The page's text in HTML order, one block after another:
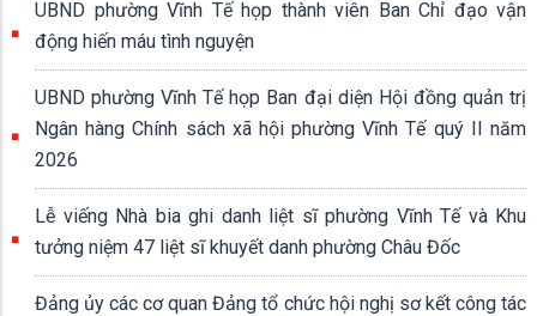
UBND phường Vĩnh Tế họp thành viên Ban Chỉ đạo vận
động hiến máu tình nguyện
UBND phường Vĩnh Tế họp Ban đại diện Hội đồng quản trị
Ngân hàng Chính sách xã hội phường Vĩnh Tế quý II năm
2026
Lễ viếng Nhà bia ghi danh liệt sĩ phường Vĩnh Tế và Khu
tưởng niệm 47 liệt sĩ khuyết danh phường Châu Đốc
Đảng ủy các cơ quan Đảng tổ chức hội nghị sơ kết công tác